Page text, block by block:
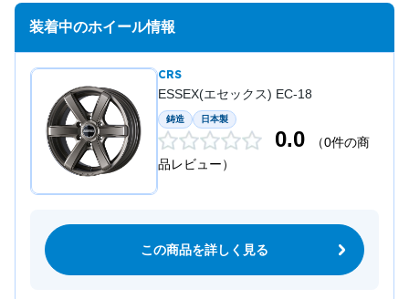
装着中のホイール情報
CRS
ESSEX(エセックス) EC-18
鋳造 日本製
0.0
（0件の商
品レビュー）
この商品を詳しく見る